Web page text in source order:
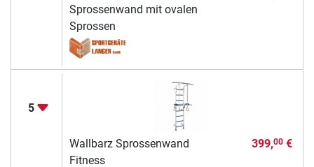
Sprossenwand mit ovalen
Sprossen
5
Wallbarz Sprossenwand
Fitness
399,00€